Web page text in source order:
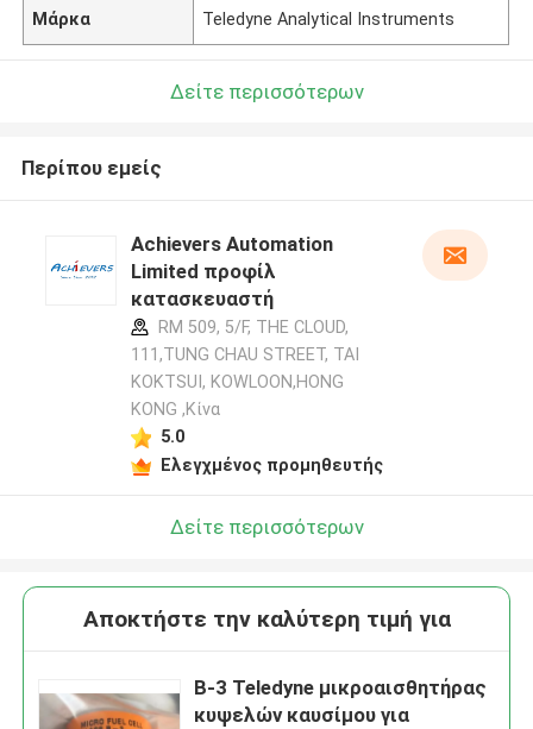
Μάρκα Teledyne Analytical Instruments
Δείτε περισσότερων
Περίπου εμείς
Achievers Automation
Limited προφίλ
κατασκευαστή
RM 509, 5/F, THE CLOUD,
111,TUNG CHAU STREET, TAI
KOKTSUI, KOWLOON,HONG
KONG ,Κίνα
5.0
Ελεγχμένος προμηθευτής
Δείτε περισσότερων
Αποκτήστε την καλύτερη τιμή για
Β-3 Teledyne μικροαισθητήρας
κυψελών καυσίμου για